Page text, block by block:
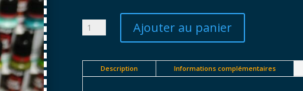
quantité
Yagami
-
Ajouter au panier
Description Informations complémentaires